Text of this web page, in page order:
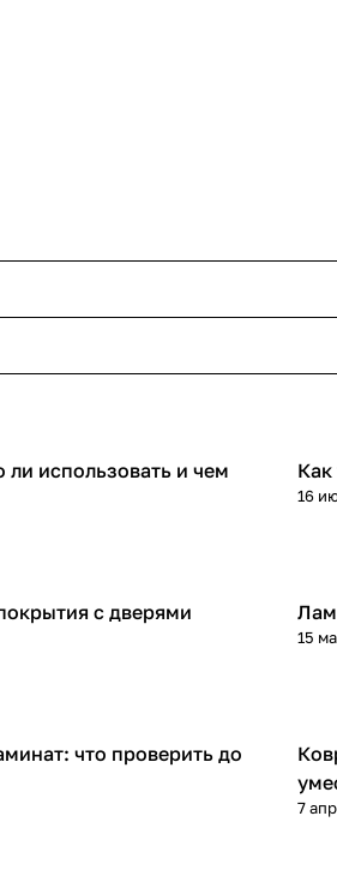
использовать и чем
16
с дверями
15
что проверить до
7